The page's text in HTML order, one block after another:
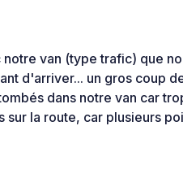
van (type trafic) que
d'arriver... un gros coup
dans notre van car
sur la route, car plusieurs